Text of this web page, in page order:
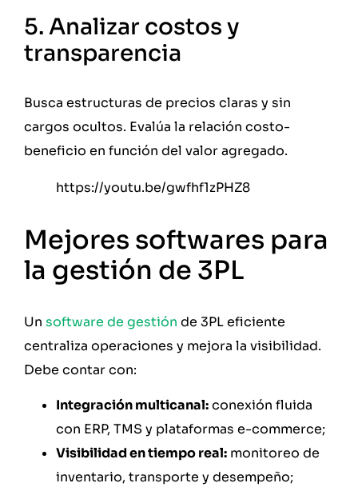
5. Analizar costos y
transparencia
Busca estructuras de precios claras y sin
cargos ocultos. Evalúa la relación costo-
beneficio en función del valor agregado.
https://youtu.be/gwfhf1zPHZ8
Mejores softwares para
la gestión de 3PL
Un software de gestión de 3PL eficiente
centraliza operaciones y mejora la visibilidad.
Debe contar con:
Integración multicanal:conexión fluida
con ERP, TMS y plataformas e-commerce;
Visibilidad en tiempo real: monitoreo de
inventario, transporte y desempeño;